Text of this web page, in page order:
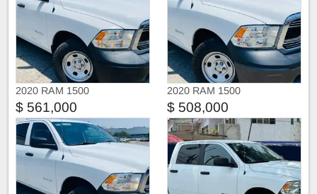
2020 RAM 1500
$ 561,000
2020 RAM 1500
$ 508,000